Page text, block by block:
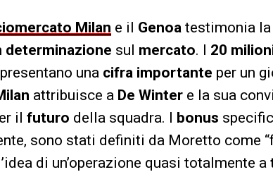
Milan e il Genoa testimonia
determinazione sul mercato. I 20
una cifra importante per un
attribuisce a De Winter e la sua
il futuro della squadra. I bonus
sono stati definiti da Moretto come
di un’operazione quasi totalmente a